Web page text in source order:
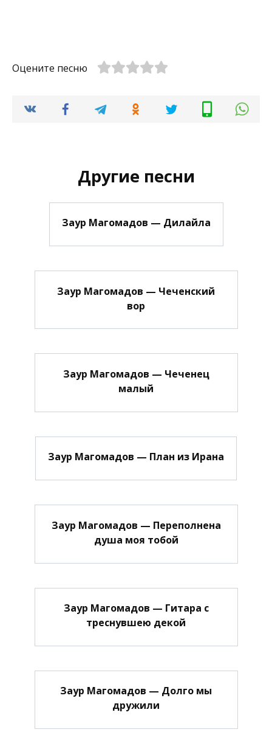
Оцените песню
Другие песни
Заур Магомадов — Дилайла
Заур Магомадов — Чеченский
вор
Заур Магомадов — Чеченец
малый
Заур Магомадов — План из Ирана
Заур Магомадов — Переполнена
душа моя тобой
Заур Магомадов — Гитара с
треснувшею декой
Заур Магомадов — Долго мы
дружили